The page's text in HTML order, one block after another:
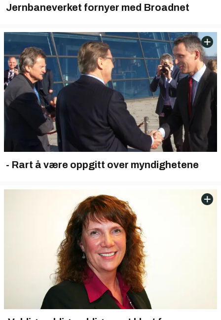
Jernbaneverket fornyer med Broadnet
- Rart å være oppgitt over myndighetene